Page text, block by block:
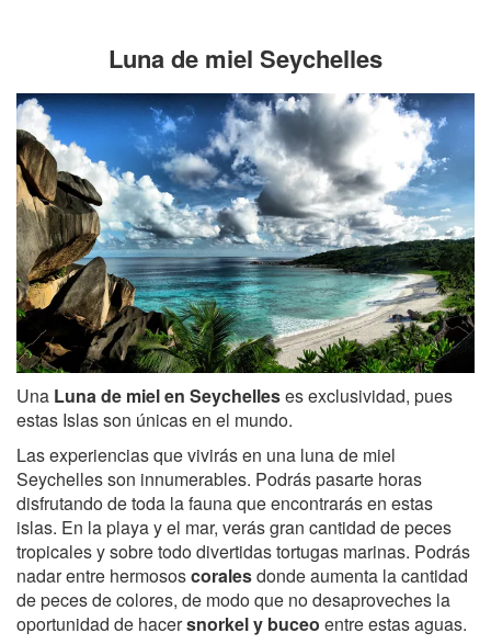
Luna de miel Seychelles
Una Luna de miel en Seychelleses exclusividad, pues
estas Islas son únicas en el mundo.
Las experiencias que vivirás en una luna de miel
Seychelles son innumerables. Podrás pasarte horas
disfrutando de toda la fauna que encontrarás en estas
islas. En la playa y el mar, verás gran cantidad de peces
tropicales y sobre todo divertidas tortugas marinas. Podrás
nadar entre hermososcoralesdonde aumenta la cantidad
de peces de colores, de modo que no desaproveches la
oportunidad de hacersnorkel y buceo entre estas aguas.